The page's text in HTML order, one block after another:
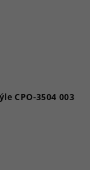
CPO-3504 003